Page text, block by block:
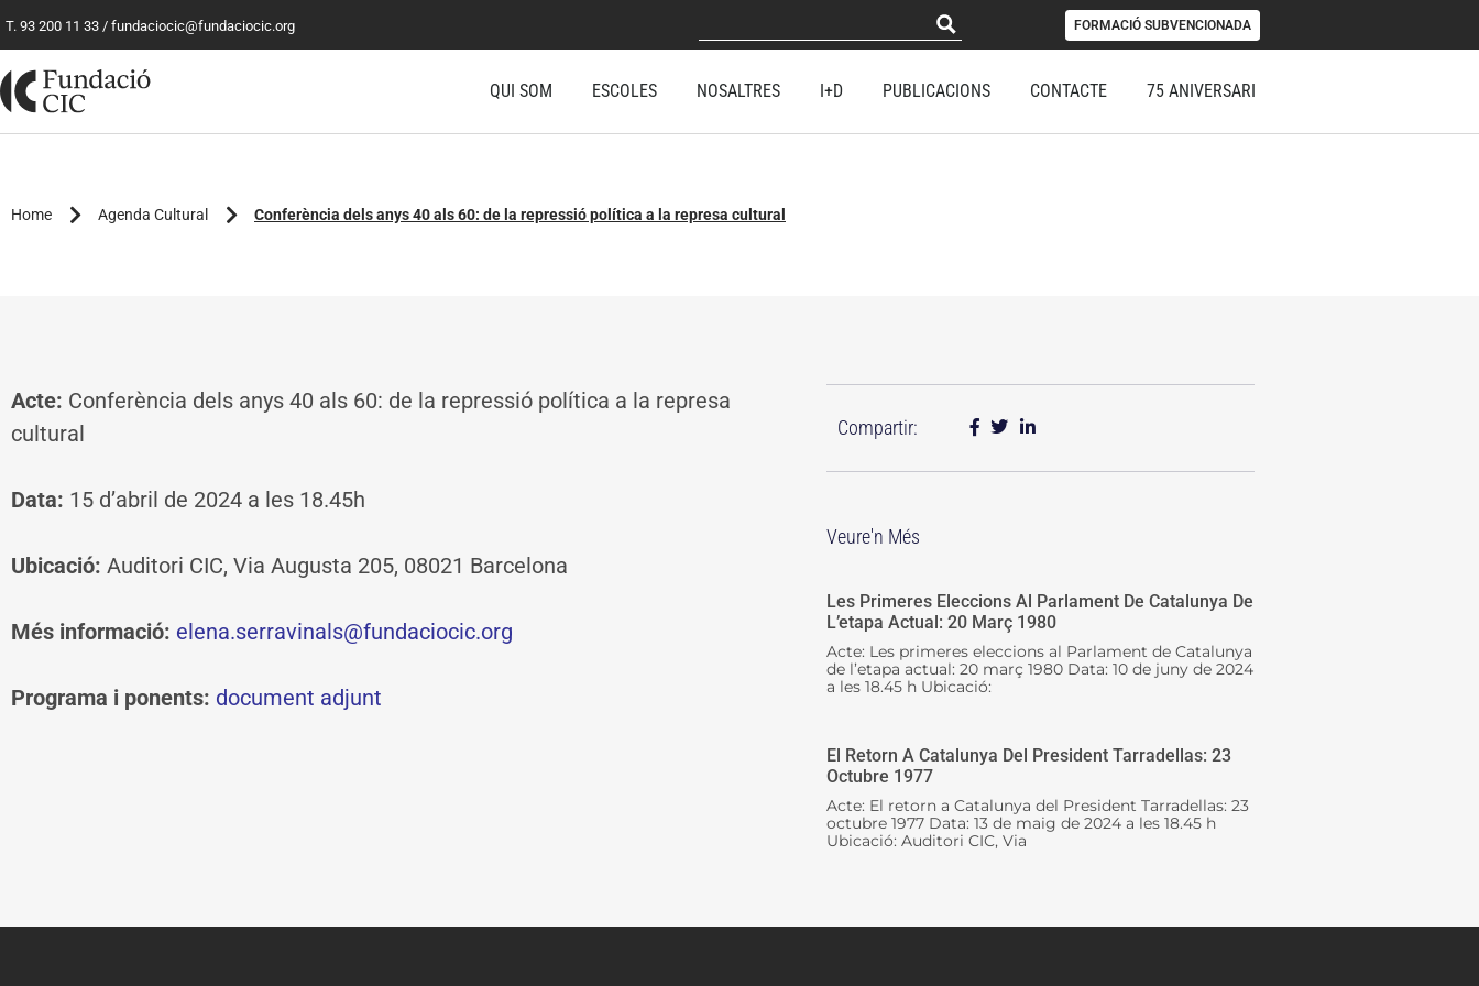
T. 93 200 11 33 / fundaciocic@fundaciocic.org FORMACIÓ SUBVENCIONADA
QUI SOM ESCOLES NOSALTRES I+D PUBLICACIONS CONTACTE 75 ANIVERSARI
Home Agenda Cultural Conferència dels anys 40 als 60: de la repressió política a la represa cultural
Acte: Conferència dels anys 40 als 60: de la repressió política a la represa
cultural
Data: 15 d’abril de 2024 a les 18.45h
Ubicació: Auditori CIC, Via Augusta 205, 08021 Barcelona
Més informació: elena.serravinals@fundaciocic.org
Programa i ponents: document adjunt
Compartir:
Veure'n Més
Les Primeres Eleccions Al Parlament De Catalunya De
L’etapa Actual: 20 Març 1980
Acte: Les primeres eleccions al Parlament de Catalunya
de l’etapa actual: 20 març 1980 Data: 10 de juny de 2024
a les 18.45 h Ubicació:
El Retorn A Catalunya Del President Tarradellas: 23
Octubre 1977
Acte: El retorn a Catalunya del President Tarradellas: 23
octubre 1977 Data: 13 de maig de 2024 a les 18.45 h
Ubicació: Auditori CIC, Via